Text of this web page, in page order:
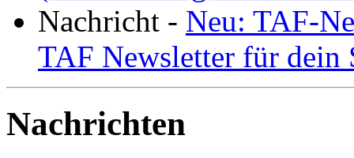
Nachricht - Neu: TAF-
TAF Newsletter für dein
Nachrichten